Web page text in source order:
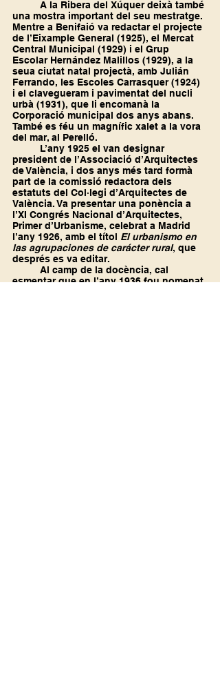
una mostra important del seu mestratge.
Mentre a Benifaió va redactar el projecte
de l’Eixample General (1925), el Mercat
Central Municipal (1929) i el Grup
Escolar Hernández Malillos (1929), a la
seua ciutat natal projectà, amb Julián
Ferrando, les Escoles Carrasquer (1924)
i el clavegueram i pavimentat del nucli
urbà (1931), que li encomanà la
Corporació municipal dos anys abans.
També es féu un magnífic xalet a la vora
del mar, al Perelló.
president de l’Associació d’Arquitectes
de València, i dos anys més tard formà
part de la comissió redactora dels
estatuts del Col·legi d’Arquitectes de
València. Va presentar una ponència a
l’XI Congrés Nacional d’Arquitectes,
Primer d’Urbanisme, celebrat a Madrid
l’any 1926, amb el títol El urbanismo en
las agrupaciones de carácter rural, que
després es va editar.
esmentar que en l’any 1936 fou nomenat